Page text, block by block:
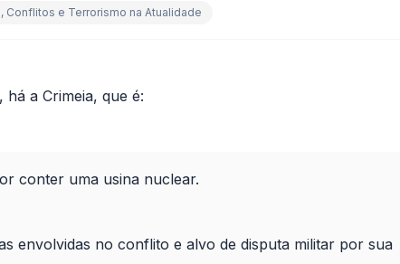
Conflitos e Terrorismo na Atualidade
a Crimeia, que é:
conter uma usina nuclear.
envolvidas no conflito e alvo de disputa militar por sua